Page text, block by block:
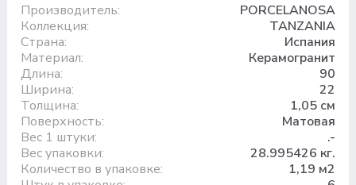
Производитель:
PORCELANOSA
Коллекция:
TANZANIA
Страна:
Испания
Материал:
Керамогранит
Длина:
90
Ширина:
22
Толщина:
1,05 см
Поверхность:
Матовая
Вес 1 штуки:
.-
Вес упаковки:
28.995426 кг.
Количество в упаковке:
1,19 м2